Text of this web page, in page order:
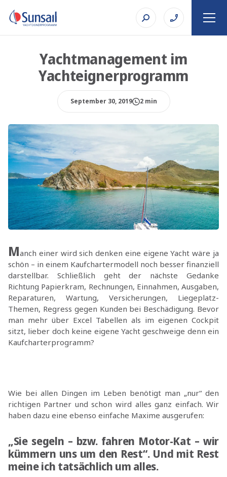
Yachtmanagement im
Yachteignerprogramm
September 30, 2019 2 min
Manch einer wird sich denken eine eigene Yacht wäre ja
schön – in einem Kaufchartermodell noch besser finanziell
darstellbar. Schließlich geht der nächste Gedanke
Richtung Papierkram, Rechnungen, Einnahmen, Ausgaben,
Reparaturen, Wartung, Versicherungen, Liegeplatz-
Themen, Regress gegen Kunden bei Beschädigung. Bevor
man mehr über Excel Tabellen als im eigenen Cockpit
sitzt, lieber doch keine eigene Yacht geschweige denn ein
Kaufcharterprogramm?
Wie bei allen Dingen im Leben benötigt man „nur“ den
richtigen Partner und schon wird alles ganz einfach. Wir
haben dazu eine ebenso einfache Maxime ausgerufen:
„Sie segeln – bzw. fahren Motor-Kat – wir
kümmern uns um den Rest“. Und mit Rest
meine ich tatsächlich um alles.